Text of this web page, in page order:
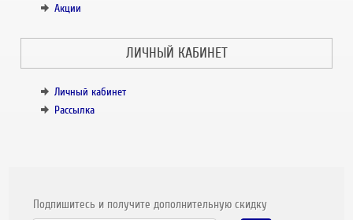
Акции
ЛИЧНЫЙ КАБИНЕТ
Личный кабинет
Рассылка
Подпишитесь и получите дополнительную скидку